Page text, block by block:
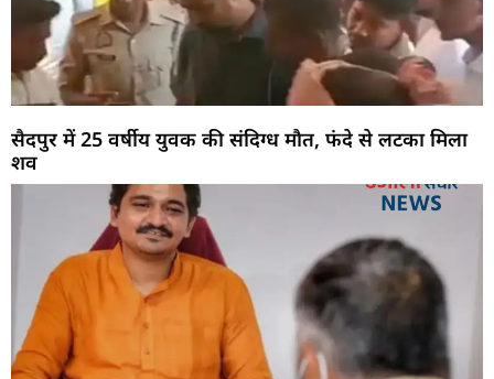
सैदपुर में 25 वर्षीय युवक की संदिग्ध मौत, फंदे से लटका मिला
शव